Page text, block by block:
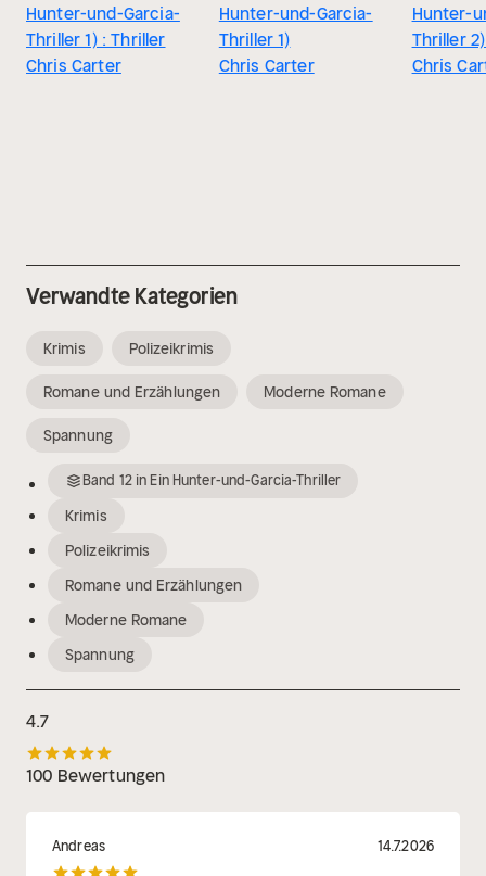
Hunter-und-Garcia-
Thriller 1) : Thriller
Chris Carter
Hunter-und-Garcia-
Thriller 1)
Chris Carter
Hunter-
Thriller
Chris
Verwandte Kategorien
Krimis Polizeikrimis
Romane und Erzählungen Moderne Romane
Spannung
Band 12inEin Hunter-und-Garcia-Thriller
Krimis
Polizeikrimis
Romane und Erzählungen
Moderne Romane
Spannung
4.7
100 Bewertungen
Andreas 14.7.2026